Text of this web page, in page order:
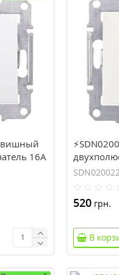
16A
серии
520 грн.
В